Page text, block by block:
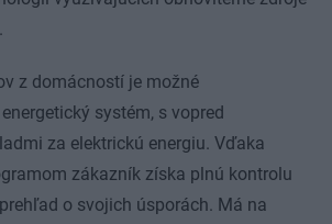
z domácností je možné
systém, s vopred
za elektrickú energiu. Vďaka
zákazník získa plnú kontrolu
o svojich úsporách. Má na